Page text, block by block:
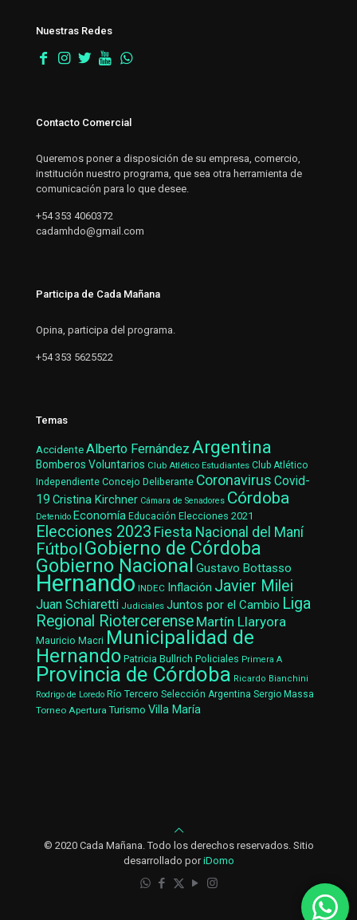
Nuestras Redes
Contacto Comercial
Queremos poner a disposición de su empresa, comercio,
institución nuestro programa, que sea otra herramienta de
comunicación para lo que desee.
+54 353 4060372
cadamhdo@gmail.com
Participa de Cada Mañana
Opina, participa del programa.
+54 353 5625522
Temas
AccidenteAlberto Fernández Argentina
Bomberos Voluntarios Club Atlético Estudiantes Club Atlético
Independiente Concejo Deliberante Coronavirus Covid-
19 Cristina Kirchner Cámara de Senadores Córdoba
Detenido Economía Educación Elecciones 2021
Elecciones 2023 Fiesta Nacional del Maní
Fútbol Gobierno de Córdoba
Gobierno Nacional Gustavo Bottasso
Hernando INDEC Inflación Javier Milei
Juan Schiaretti Judiciales Juntos por el Cambio Liga
Regional Riotercerense Martín Llaryora
Mauricio Macri Municipalidad de
Hernando Patricia Bullrich Policiales Primera A
Provincia de Córdoba Ricardo Bianchini
Rodrigo de Loredo Río Tercero Selección Argentina Sergio Massa
Torneo Apertura Turismo Villa María
© 2020 Cada Mañana. Todo los derechos reservados. Sitio
desarrollado poriDomo